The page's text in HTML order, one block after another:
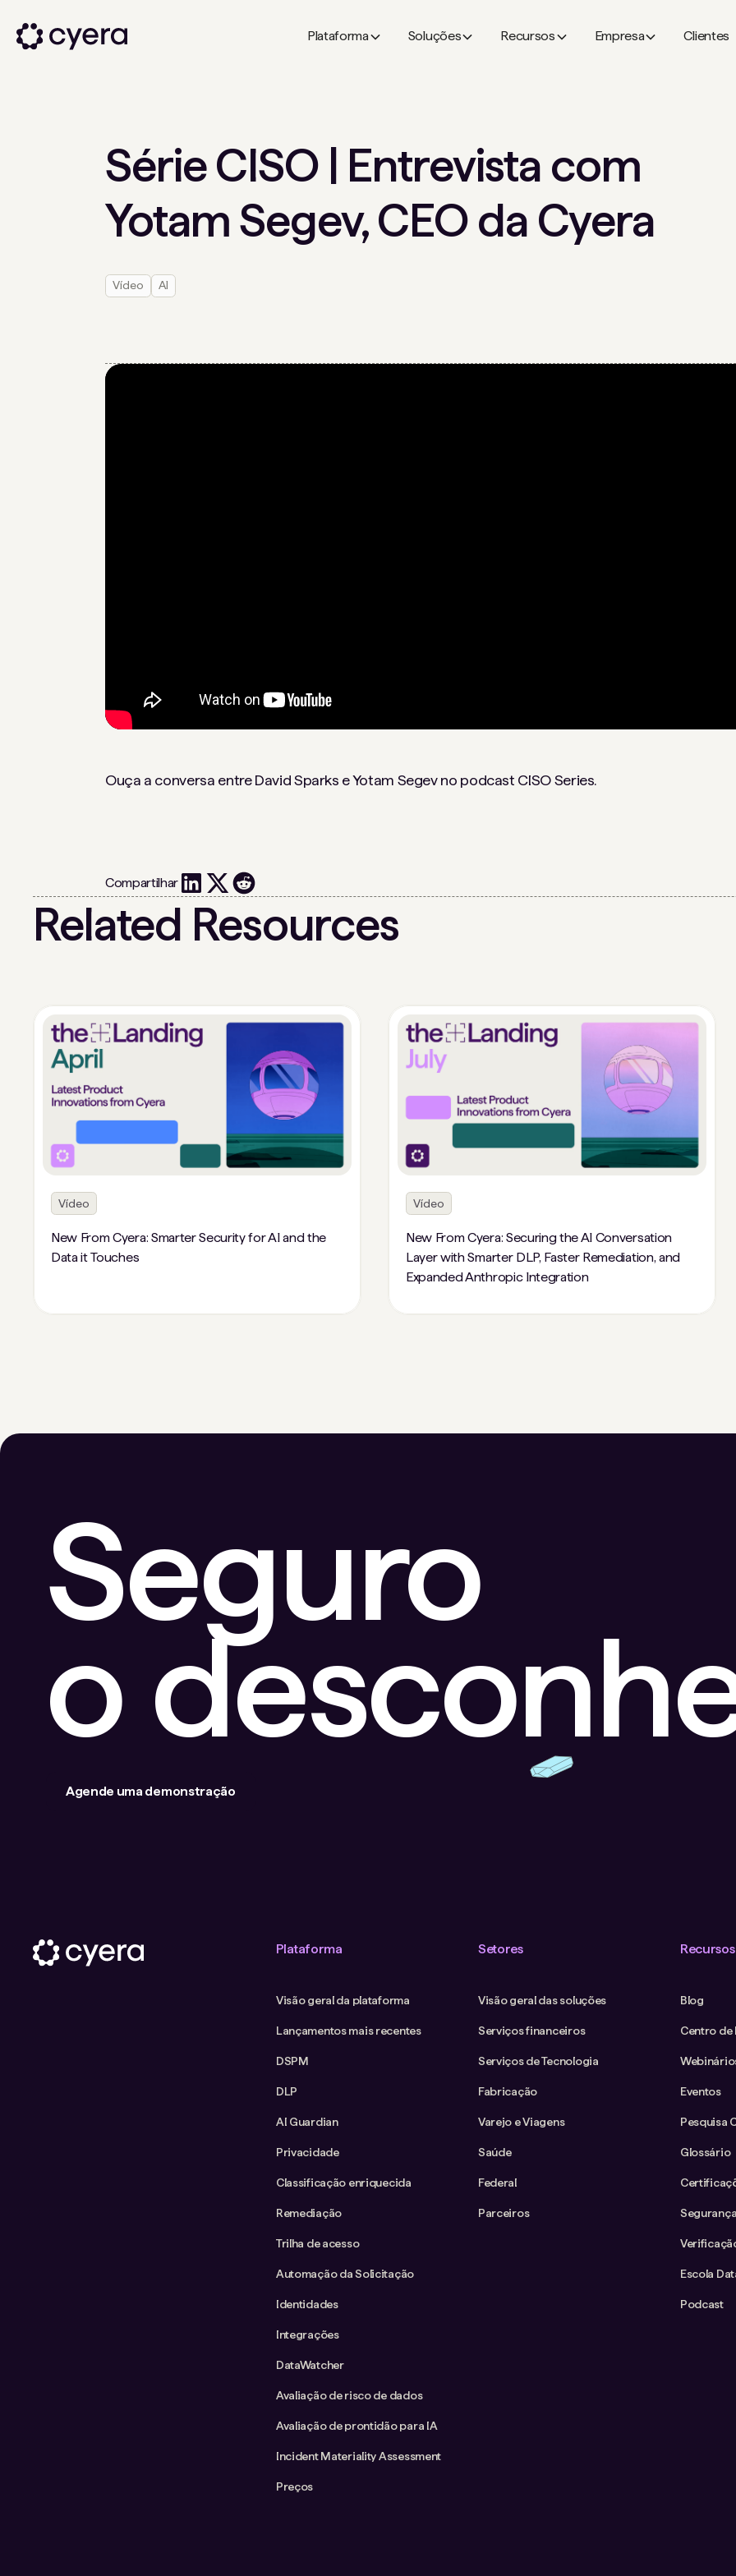
Plataforma Soluções Recursos Empresa Clientes
Série CISO | Entrevista com
Yotam Segev, CEO da Cyera
Vídeo AI
Ouça a conversa entre David Sparks e Yotam Segev no podcast CISO Series.
Compartilhar
Related Resources
Vídeo
New From Cyera: Smarter Security for AI and the
Data it Touches
Vídeo
New From Cyera: Securing the AI Conversation
Layer with Smarter DLP, Faster Remediation, and
Expanded Anthropic Integration
Seguro
o
Agende uma demonstração
Plataforma
Visão geral da plataforma
Lançamentos mais recentes
DSPM
DLP
AI Guardian
Privacidade
Classificação enriquecida
Remediação
Trilha de acesso
Automação da Solicitação
Identidades
Integrações
DataWatcher
Avaliação de risco de dados
Avaliação de prontidão para IA
Incident Materiality Assessment
Preços
Setores
Visão geral das soluções
Serviços financeiros
Serviços de Tecnologia
Fabricação
Varejo e Viagens
Saúde
Federal
Parceiros
Recursos
Blog
Centro de
Eventos
Pesquisa
Glossário
Escola
Podcast